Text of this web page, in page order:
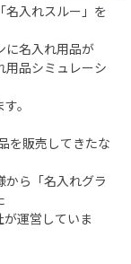
名入れスルー」を
に名入れ用品が
用品シミュレーシ
。
を販売してきたな
ら「名入れグラ
運営していま